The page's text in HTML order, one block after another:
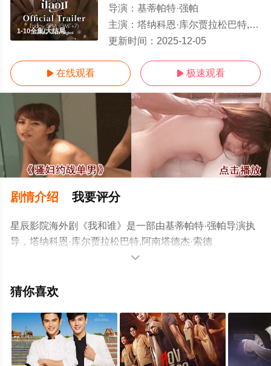
1-10全集/大结局
导演： 基蒂帕特·强帕
主演： 塔纳科恩·库尔贾拉松巴特,阿南塔德杰·索德希,Pan,Bhumintr,乔提帕·苏拉萨瓦,司提崇·皮
更新时间： 2025-12-05
 在线观看  极速观看
剧情介绍 我要评分
星辰影院海外剧《我和谁》是一部由基蒂帕特·强帕导演执
导，塔纳科恩·库尔贾拉松巴特,阿南塔德杰·索德
希,Pan,Bhumintr,乔提帕·苏拉萨瓦,司提崇·皮叻陂,拉查蓬·
揭晓（1-10全集），手机免费观看高清未删减完整版电视
剧、电视猫或剧情网等平台了解。

猜你喜欢